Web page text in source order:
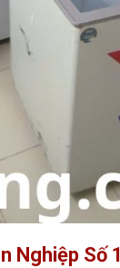
Nghiệp Số 1